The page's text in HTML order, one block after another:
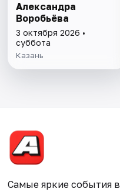
Александра
Воробьёва
3 октября 2026 •
суббота
Казань
Самые яркие события в